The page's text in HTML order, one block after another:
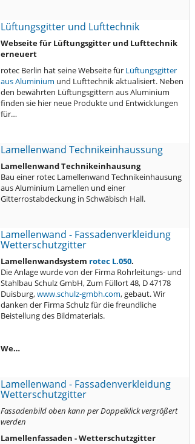
Lüftungsgitter und Lufttechnik
Webseite für Lüftungsgitter und Lufttechnik
erneuert
rotec Berlin hat seine Webseite für Lüftungsgitter
aus Aluminium und Lufttechnik aktualisiert. Neben
den bewährten Lüftungsgittern aus Aluminium
finden sie hier neue Produkte und Entwicklungen
für…
Lamellenwand Technikeinhaussung
Lamellenwand Technikeinhausung
Bau einer rotec Lamellenwand Technikeinhausung
aus Aluminium Lamellen und einer
Gitterrostabdeckung in Schwäbisch Hall.
Lamellenwand - Fassadenverkleidung
Wetterschutzgitter
Lamellenwandsystem rotec L.050.
Die Anlage wurde von der Firma Rohrleitungs- und
Stahlbau Schulz GmbH, Zum Füllort 48, D 47178
Duisburg,www.schulz-gmbh.com, gebaut. Wir
danken der Firma Schulz für die freundliche
Beistellung des Bildmaterials.
We…
Lamellenwand - Fassadenverkleidung
Wetterschutzgitter
Fassadenbild oben kann per Doppelklick vergrößert
werden
Lamellenfassaden - Wetterschutzgitter